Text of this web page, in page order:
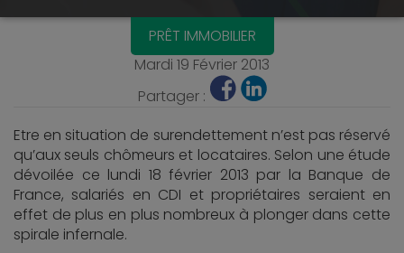
PRÊT IMMOBILIER
Mardi 19 Février 2013
Partager :
Etre en situation de surendettement n’est pas réservé
qu’aux seuls chômeurs et locataires. Selon une étude
dévoilée ce lundi 18 février 2013 par la Banque de
France, salariés en CDI et propriétaires seraient en
effet de plus en plus nombreux à plonger dans cette
spirale infernale.